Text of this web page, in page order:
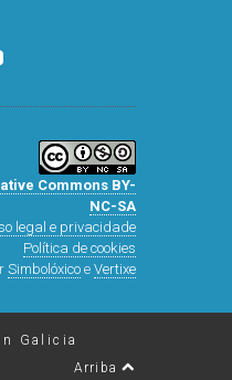
Commons BY-
NC-SA
legal e privacidade
Política de cookies
Simbolóxicoe Vertixe
Galicia
Arriba